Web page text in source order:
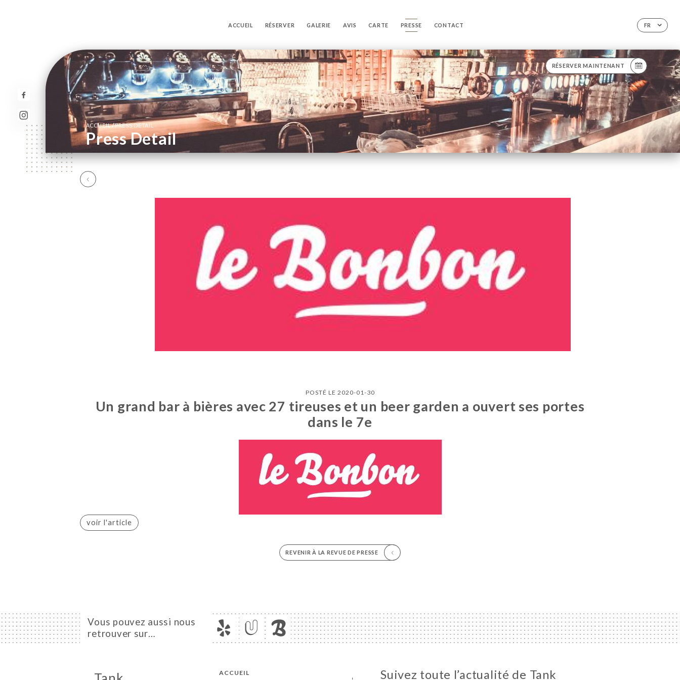
FR
ACCUEIL RÉSERVER GALERIE AVIS CARTE PRESSE CONTACT
RÉSERVER MAINTENANT
ACCUEIL/PRESS DETAIL
Press Detail
POSTÉ LE 2020-01-30
Un grand bar à bières avec 27 tireuses et un beer garden a ouvert ses portes
dans le 7e
voir l'article
REVENIR À LA REVUE DE PRESSE
Vous pouvez aussi nous
retrouver sur…
ACCUEIL Suivez toute l’actualité de Tank